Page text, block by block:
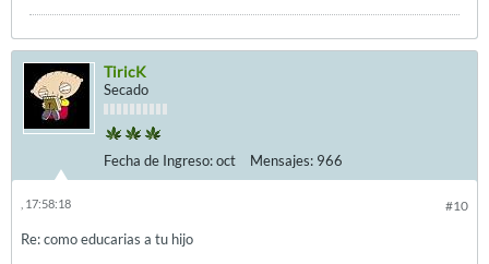
TiricK
Secado
Fecha de Ingreso:oct Mensajes: 966
#10
, 17:58:18
Re: como educarias a tu hijo